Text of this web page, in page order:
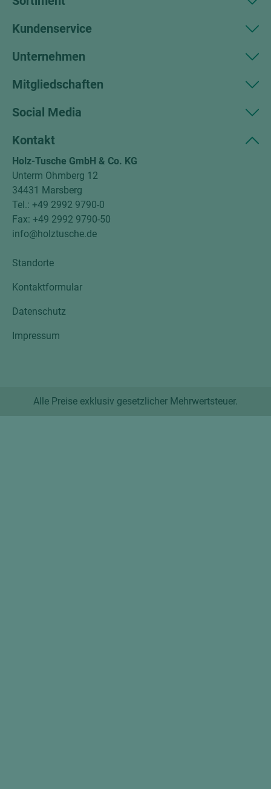
Kundenservice
Unternehmen
Mitgliedschaften
Social Media
Kontakt
Holz-Tusche GmbH & Co. KG
Unterm Ohmberg 12
34431 Marsberg
Tel.: +49 2992 9790-0
Fax: +49 2992 9790-50
info@holztusche.de
Standorte
Kontaktformular
Datenschutz
Impressum
Alle Preise exklusiv gesetzlicher Mehrwertsteuer.